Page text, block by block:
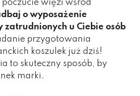
więzi wśród
o wyposażenie
zatrudnionych u Ciebie osób
przygotowania
koszulek już dziś!
to skuteczny sposób, by
marki.